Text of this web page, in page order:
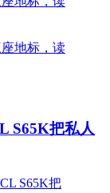
S65K把私人